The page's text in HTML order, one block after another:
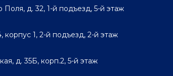
Поля, д. 32, 1-й подъезд, 5-й этаж
корпус 1, 2-й подъезд, 2-й этаж
д. 35Б, корп.2, 5-й этаж